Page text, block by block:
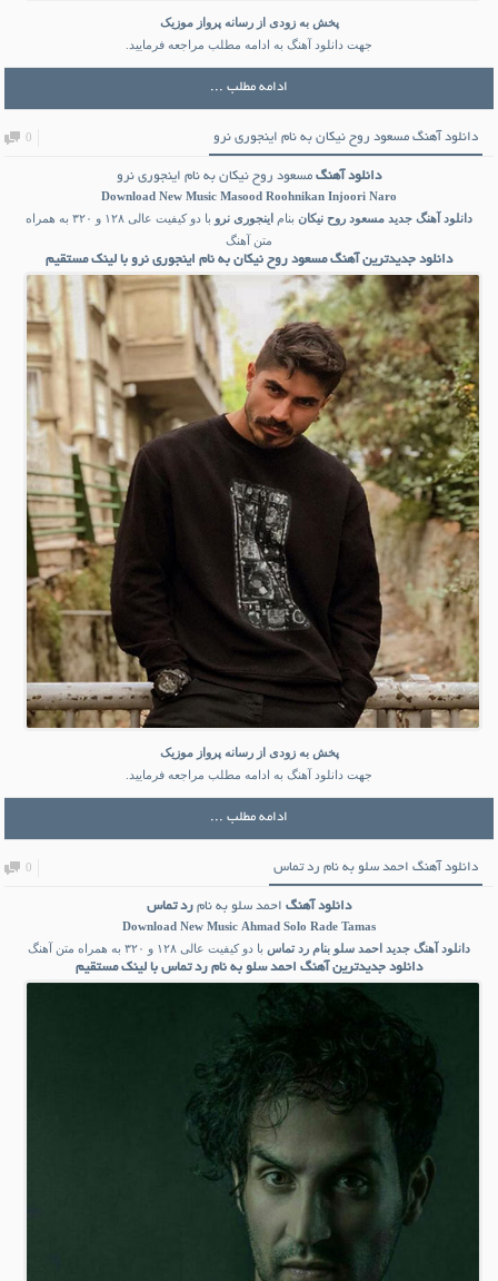
پخش به زودی از رسانه پرواز موزیک
جهت دانلود آهنگ به ادامه مطلب مراجعه فرمایید.
ادامه مطلب ...
دانلود آهنگ مسعود روح نیکان به نام اینجوری نرو 0
دانلود آهنگ مسعود روح نیکان به نام اینجوری نرو
Download New Music Masood Roohnikan Injoori Naro
دانلود آهنگ جدید مسعود روح نیکان بنام اینجوری نرو
با دو کیفیت عالی ۱۲۸ و ۳۲۰ به همراه
متن آهنگ
دانلود جدیدترین آهنگ مسعود روح نیکان به نام اینجوری نرو با لینک مستقیم
پخش به زودی از رسانه پرواز موزیک
جهت دانلود آهنگ به ادامه مطلب مراجعه فرمایید.
ادامه مطلب ...
دانلود آهنگ احمد سلو به نام رد تماس 0
دانلود آهنگ احمد سلو به نام رد تماس
Download New Music Ahmad Solo Rade Tamas
دانلود آهنگ جدید احمد سلو بنام رد تماس با دو کیفیت عالی ۱۲۸ و ۳۲۰ به همراه متن آهنگ
دانلود جدیدترین آهنگ احمد سلو به نام رد تماس با لینک مستقیم